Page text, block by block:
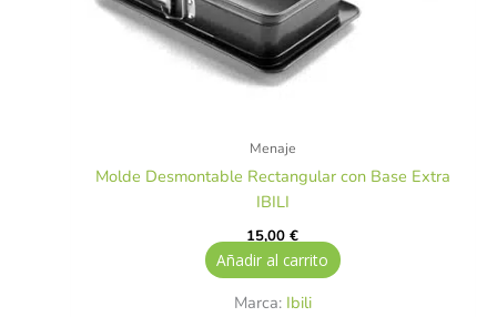
Menaje
Molde Desmontable Rectangular con Base Extra
IBILI
15,00€
Añadir al carrito
Marca: Ibili